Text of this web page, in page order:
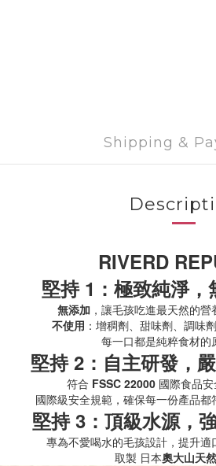
Shipping &
RIVERD
堅持 1：極致純淨，
無添加 ，讓毛孩吃進最天然的營
不使用 ：增稠劑、甜味劑、調味
每一口都是純粹食材的
堅持 2：自主研發，
符合 FSSC 22000國際食品安
國際級安全規範，確保每一份產品都
堅持 3：頂級水源，
專為不愛喝水的毛孩設計，提升適
取製 日本奧大山天